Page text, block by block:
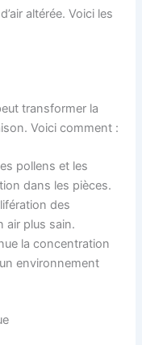
altérée. Voici les
transformer la
Voici comment :
pollens et les
dans les pièces.
des
air plus sain.
la concentration
environnement